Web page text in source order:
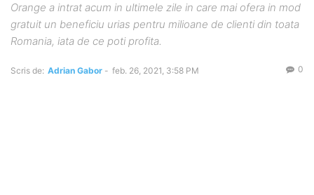
Orange a intrat acum in ultimele zile in care mai ofera in mod
gratuit un beneficiu urias pentru milioane de clienti din toata
Romania, iata de ce poti profita.
Scris de: Adrian Gabor - feb. 26, 2021, 3:58 PM 0